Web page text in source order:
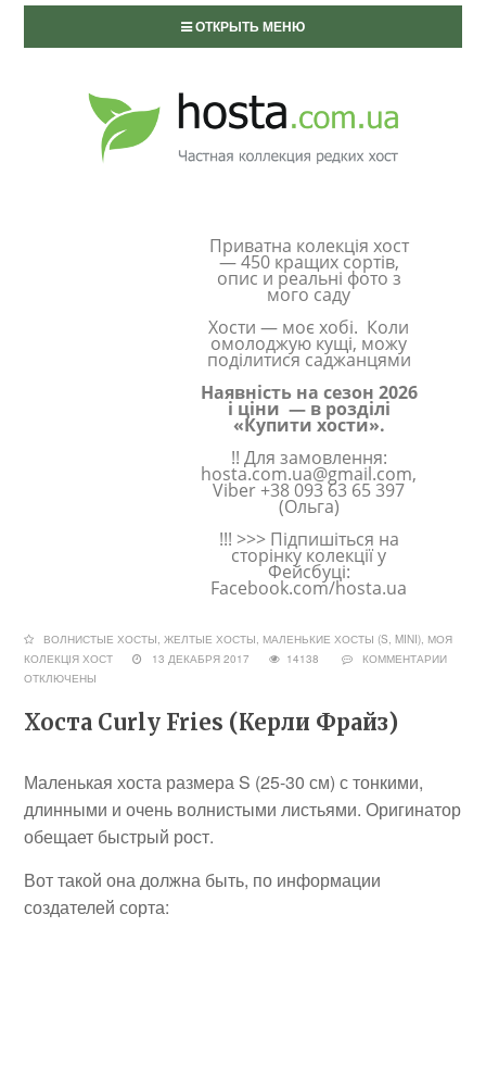
ОТКРЫТЬ МЕНЮ
Приватна колекція хост
— 450 кращих сортів,
опис и реальні фото з
мого саду
Хости — моє хобі. Коли
омолоджую кущі, можу
поділитися саджанцями
Наявність на сезон 2026
і ціни — в розділі
«Купити хости».
!! Для замовлення:
hosta.com.ua@gmail.com,
Viber +38 093 63 65 397
(Ольга)
!!! >>> Підпишіться на
сторінку колекції у
Фейсбуці:
Facebook.com/hosta.ua
ВОЛНИСТЫЕ ХОСТЫ,ЖЕЛТЫЕ ХОСТЫ, МАЛЕНЬКИЕ ХОСТЫ (S, MINI), МОЯ
КОЛЕКЦІЯ ХОСТ
13 ДЕКАБРЯ 2017 14138
КОММЕНТАРИИ
ОТКЛЮЧЕНЫ
Хоста Curly Fries (Керли Фрайз)
Маленькая хоста размера S (25-30 см) с тонкими,
длинными и очень волнистыми листьями. Оригинатор
обещает быстрый рост.
Вот такой она должна быть, по информации
создателей сорта: